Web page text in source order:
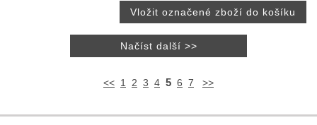
<< 1 2 3 4 5 6 7 >>